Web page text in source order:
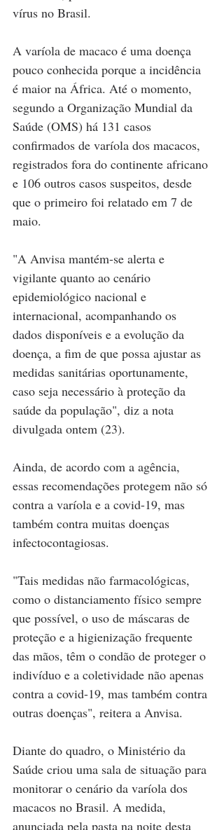
vírus no Brasil.
A varíola de macaco é uma doença
pouco conhecida porque a incidência
é maior na África. Até o momento,
segundo a Organização Mundial da
Saúde (OMS) há 131 casos
confirmados de varíola dos macacos,
registrados fora do continente africano
e 106 outros casos suspeitos, desde
que o primeiro foi relatado em 7 de
maio.
"A Anvisa mantém-se alerta e
vigilante quanto ao cenário
epidemiológico nacional e
internacional, acompanhando os
dados disponíveis e a evolução da
doença, a fim de que possa ajustar as
medidas sanitárias oportunamente,
caso seja necessário à proteção da
saúde da população", diz a nota
divulgada ontem (23).
Ainda, de acordo com a agência,
essas recomendações protegem não só
contra a varíola e a covid-19, mas
também contra muitas doenças
infectocontagiosas.
"Tais medidas não farmacológicas,
como o distanciamento físico sempre
que possível, o uso de máscaras de
proteção e a higienização frequente
das mãos, têm o condão de proteger o
indivíduo e a coletividade não apenas
contra a covid-19, mas também contra
outras doenças", reitera a Anvisa.
Diante do quadro, o Ministério da
Saúde criou uma sala de situação para
monitorar o cenário da varíola dos
macacos no Brasil. A medida,
anunciada pela pasta na noite desta